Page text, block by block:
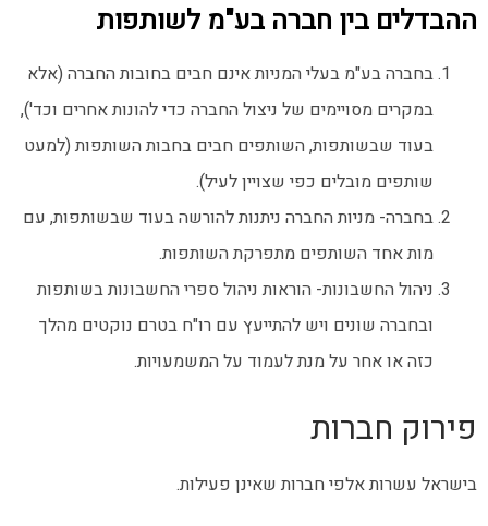
ההבדלים בין חברה בע"מ לשותפות
בחברה בע"מ בעלי המניות אינם חבים בחובות החברה (אלא
במקרים מסויימים של ניצול החברה כדי להונות אחרים וכד'),
בעוד שבשותפות, השותפים חבים בחבות השותפות (למעט
שותפים מובלים כפי שצויין לעיל).
בחברה- מניות החברה ניתנות להורשה בעוד שבשותפות, עם
מות אחד השותפים מתפרקת השותפות.
ניהול החשבונות- הוראות ניהול ספרי החשבונות בשותפות
ובחברה שונים ויש להתייעץ עם רו"ח בטרם נוקטים מהלך
כזה או אחר על מנת לעמוד על המשמעויות.
פירוק חברות
בישראל עשרות אלפי חברות שאינן פעילות.